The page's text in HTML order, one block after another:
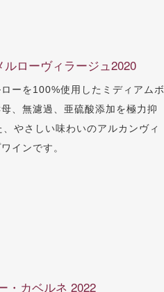
ローヴィラージュ2020
ーを100%使用したミディアムボ
、無濾過、亜硫酸添加を極力抑
やさしい味わいのアルカンヴィ
インです。
・カベルネ 2022